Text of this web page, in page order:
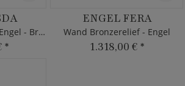
Wandfigur betender Engel - Bronze
*
ENGEL FERA
Wand Bronzerelief - Engel
1.318,00 € *